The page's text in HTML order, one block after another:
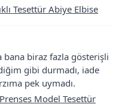
Tesettür Abiye Elbise
biraz fazla gösterişli
gibi durmadı, iade
pek uymadı.
Model Tesettür